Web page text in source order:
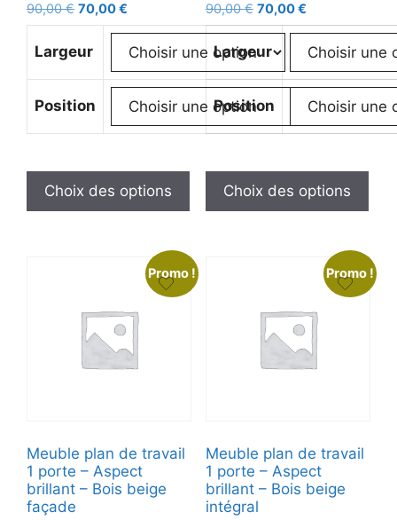
90,00€ 70,00€
Largeur
Position
Choix des options
90,00€ 70,00€
Largeur
Position
Choix des options
Promo !
Meuble plan de travail
1 porte – Aspect
brillant – Bois beige
façade
Promo !
Meuble plan de travail
1 porte – Aspect
brillant – Bois beige
intégral